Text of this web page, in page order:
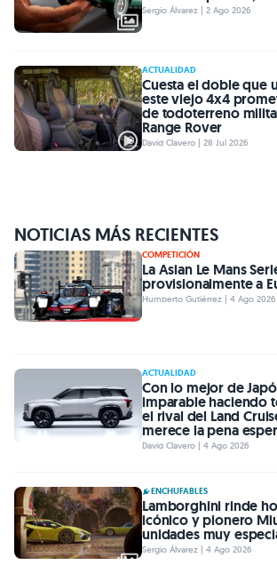
Sergio Álvarez | 2 Ago 2026
ACTUALIDAD
Cuesta el doble que
este viejo 4x4
de todoterreno
Range Rover
David Clavero | 28 Jul 2026
NOTICIAS MÁS RECIENTES
COMPETICIÓN
La Asian Le Mans
provisionalmente a
Humberto Gutiérrez | 4 Ago 2026
ACTUALIDAD
Con lo mejor de
imparable haciendo
el rival del Land
merece la pena
David Clavero | 4 Ago 2026
ENCHUFABLES
Lamborghini rinde
icónico y pionero
unidades muy
Sergio Álvarez | 4 Ago 2026